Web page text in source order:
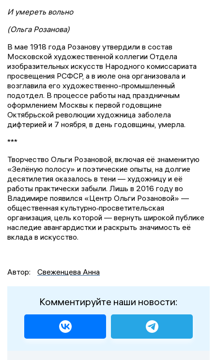
И умереть вольно
(Ольга Розанова)
В мае 1918 года Розанову утвердили в состав
Московской художественной коллегии Отдела
изобразительных искусств Народного комиссариата
просвещения РСФСР, а в июле она организовала и
возглавила его художественно-промышленный
подотдел. В процессе работы над праздничным
оформлением Москвы к первой годовщине
Октябрьской революции художница заболела
дифтерией и 7 ноября, в день годовщины, умерла.
***
Творчество Ольги Розановой, включая её знаменитую
«Зелёную полосу» и поэтические опыты, на долгие
десятилетия оказалось в тени — художницу и её
работы практически забыли. Лишь в 2016 году во
Владимире появился «Центр Ольги Розановой» —
общественная культурно‑просветительская
организация, цель которой — вернуть широкой публике
наследие авангардистки и раскрыть значимость её
вклада в искусство.
Автор: Свеженцева Анна
Комментируйте наши новости: